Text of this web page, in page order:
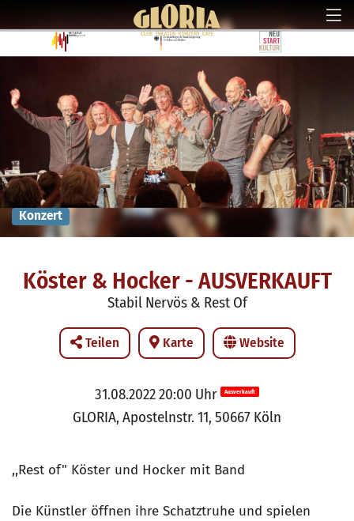
Konzert
Köster & Hocker - AUSVERKAUFT
Stabil Nervös & Rest Of
Teilen Karte Website
31.08.2022 20:00 Uhr Ausverkauft
GLORIA, Apostelnstr. 11, 50667 Köln
,,Rest of" Köster und Hocker mit Band
Die Künstler öffnen ihre Schatztruhe und spielen